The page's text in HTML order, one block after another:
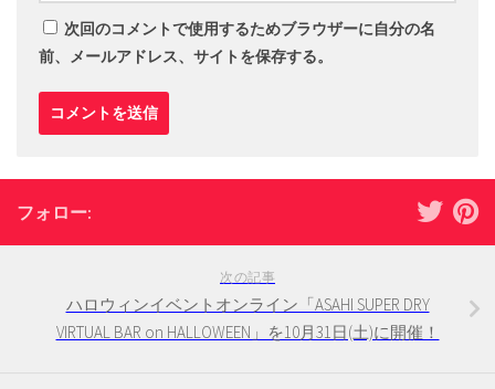
次回のコメントで使用するためブラウザーに自分の名
前、メールアドレス、サイトを保存する。
フォロー:
次の記事
ハロウィンイベントオンライン「ASAHI SUPER DRY
VIRTUAL BAR on HALLOWEEN」を10月31日(土)に開催！